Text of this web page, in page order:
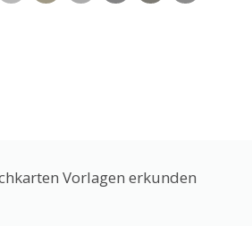
Vorlagen erkunden